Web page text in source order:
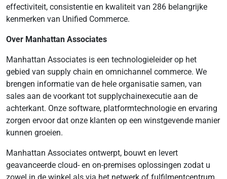
effectiviteit, consistentie en kwaliteit van 286 belangrijke
kenmerken van Unified Commerce.
Over Manhattan Associates
Manhattan Associates is een technologieleider op het
gebied van supply chain en omnichannel commerce. We
brengen informatie van de hele organisatie samen, van
sales aan de voorkant tot supplychainexecutie aan de
achterkant. Onze software, platformtechnologie en ervaring
zorgen ervoor dat onze klanten op een winstgevende manier
kunnen groeien.
Manhattan Associates ontwerpt, bouwt en levert
geavanceerde cloud- en on-premises oplossingen zodat u